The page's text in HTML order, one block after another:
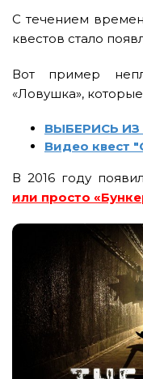
С течением
квестов стало
Вот пример
«Ловушка»,
ВЫБЕРИСЬ
Видео квест
В 2016 году
или просто